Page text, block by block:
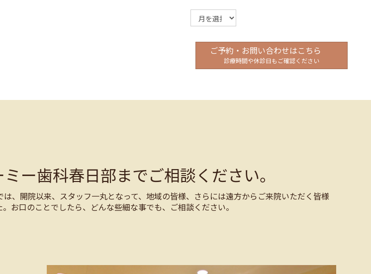
ア
ー
イ
ご予約・お問い合わせはこちら
診療時間や休診日もご確認ください
ー歯科春日部までご相談ください。
、開院以来、スタッフ一丸となって、地域の皆様、さらには遠方からご来院いただく皆様
お口のことでしたら、どんな些細な事でも、ご相談ください。